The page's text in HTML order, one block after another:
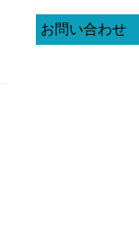
お問い合わせ